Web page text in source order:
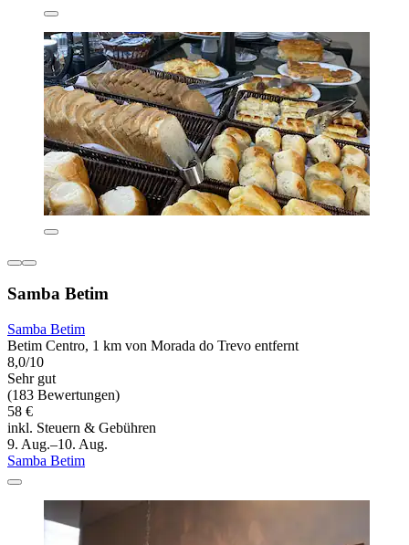
Samba Betim
Samba Betim
Betim Centro, 1 km von Morada do Trevo entfernt
8,0/10
Sehr gut
(183 Bewertungen)
58 €
inkl. Steuern & Gebühren
9. Aug.–10. Aug.
Samba Betim